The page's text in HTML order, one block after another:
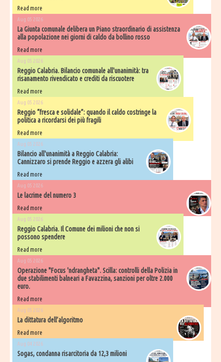
Read more
Aug 05 2026
La Giunta comunale delibera un Piano straordinario di assistenza
alla popolazione nei giorni di caldo da bollino rosso
Read more
Aug 05 2026
Reggio Calabria. Bilancio comunale all'unanimità: tra
risanamento rivendicato e crediti da riscuotere
Read more
Aug 05 2026
Reggio “fresca e solidale”: quando il caldo costringe la
politica a ricordarsi dei più fragili
Read more
Aug 05 2026
Bilancio all'unanimità a Reggio Calabria:
Cannizzaro si prende Reggio e azzera gli alibi
Read more
Aug 05 2026
Le lacrime del numero 3
Read more
Aug 05 2026
Reggio Calabria. Il Comune dei milioni che non si
possono spendere
Read more
Aug 05 2026
Operazione "Focus 'ndrangheta". Scilla: controlli della Polizia in
due stabilimenti balneari a Favazzina, sanzioni per oltre 2.000
euro.
Read more
Aug 05 2026
La dittatura dell’algoritmo
Read more
Aug 04 2026
Sogas, condanna risarcitoria da 12,3 milioni